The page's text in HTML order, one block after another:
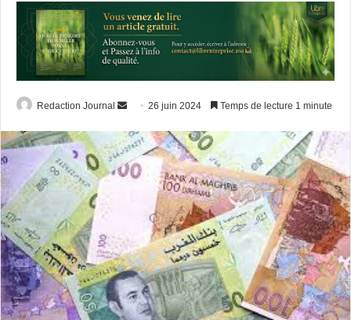
Redaction Journal
Envoyer
courriel
26 juin 2024 Temps de lecture 1 minute